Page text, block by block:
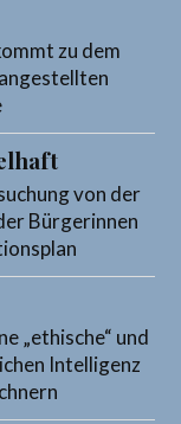
zu dem
von der
Bürgerinnen
„ethische“ und
Intelligenz